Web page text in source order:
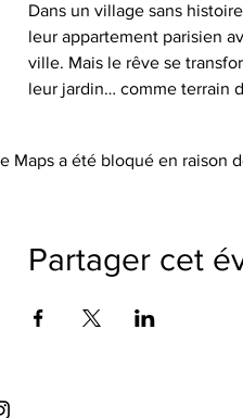
Dans un village sans
leur appartement parisien
ville. Mais le rêve se
leur jardin… comme terrain
Maps a été bloqué en raison
Partager cet